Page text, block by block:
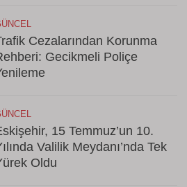
Cezalarından Korunma
Gecikmeli Poliçe
15 Temmuz’un 10.
Valilik Meydanı’nda Tek
Oldu